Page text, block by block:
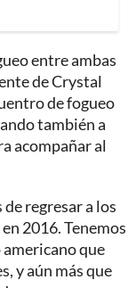
entre ambas
de Crystal
de fogueo
también a
acompañar al
regresar a los
2016. Tenemos
que
y aún más que